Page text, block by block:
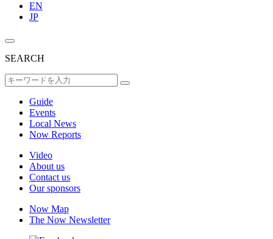
EN
JP
SEARCH
Guide
Events
Local News
Now Reports
Video
About us
Contact us
Our sponsors
Now Map
The Now Newsletter